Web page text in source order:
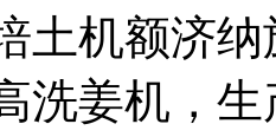
土机额济
洗姜机，